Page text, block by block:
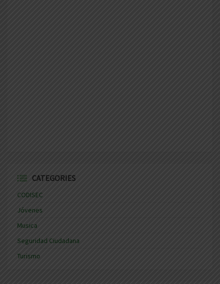
CATEGORIES
CODISEC
Jóvenes
Musica
Seguridad Ciudadana
Turismo